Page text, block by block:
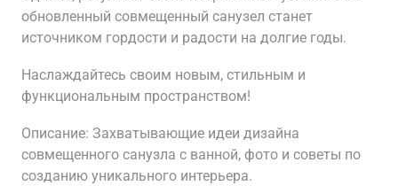
обновленный совмещенный санузел станет
источником гордости и радости на долгие годы.
Наслаждайтесь своим новым, стильным и
функциональным пространством!
Описание: Захватывающие идеи дизайна
совмещенного санузла с ванной, фото и советы по
созданию уникального интерьера.